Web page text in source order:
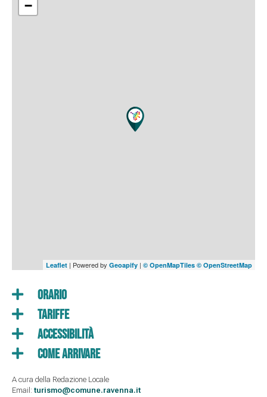
−
Leaflet | Powered by Geoapify | © OpenMapTiles © OpenStreetMap
Orario
Tariffe
Accessibilità
Come Arrivare
A cura della Redazione Locale
Email: turismo@comune.ravenna.it